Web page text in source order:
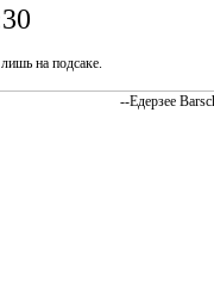
на подсаке.